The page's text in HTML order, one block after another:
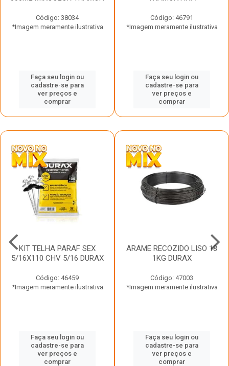
Código: 38034
*Imagem meramente ilustrativa
Faça seu login ou
cadastre-se para
ver preços e
comprar
Código: 46791
*Imagem meramente ilustrativa
Faça seu login ou
cadastre-se para
ver preços e
comprar
KIT TELHA PARAF SEX
5/16X110 CHV 5/16 DURAX
Código: 46459
*Imagem meramente ilustrativa
Faça seu login ou
cadastre-se para
ver preços e
comprar
ARAME RECOZIDO LISO 18
1KG DURAX
Código: 47003
*Imagem meramente ilustrativa
Faça seu login ou
cadastre-se para
ver preços e
comprar